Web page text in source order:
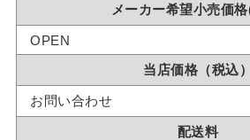
メーカー希望小売価
OPEN
当店価格（税込）
お問い合わせ
配送料